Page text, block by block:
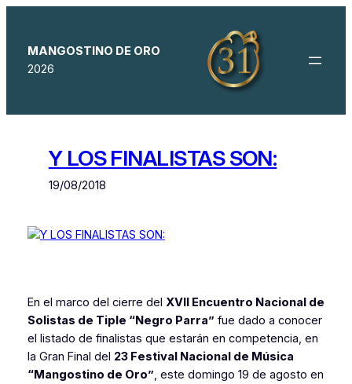
contenido
MANGOSTINO DE ORO
2026
Y LOS FINALISTAS SON:
19/08/2018
En el marco del cierre del XVII Encuentro Nacional de
Solistas de Tiple “Negro Parra” fue dado a conocer
el listado de finalistas que estarán en competencia, en
la Gran Final del 23 Festival Nacional de Música
“Mangostino de Oro”, este domingo 19 de agosto en